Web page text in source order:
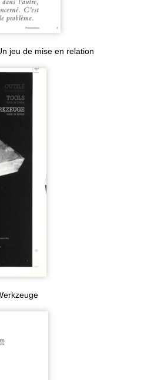
jeu de mise en relation